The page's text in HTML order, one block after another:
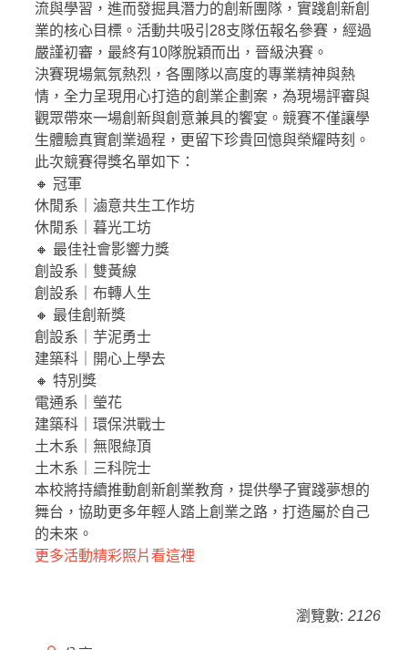
校友會
樂齡大學
全民勞教e網「影音分享／勞工退休金」
學習型城市計畫
創新創業中心 (舊網)
流與學習，進而發掘具潛力的創新團隊，實踐創新創
業的核心目標。活動共吸引28支隊伍報名參賽，經過
嚴謹初審，最終有10隊脫穎而出，晉級決賽。
決賽現場氣氛熱烈，各團隊以高度的專業精神與熱
情，全力呈現用心打造的創業企劃案，為現場評審與
觀眾帶來一場創新與創意兼具的饗宴。競賽不僅讓學
生體驗真實創業過程，更留下珍貴回憶與榮耀時刻。
此次競賽得獎名單如下：
🔸 冠軍
休閒系｜滷意共生工作坊
休閒系｜暮光工坊
🔸 最佳社會影響力獎
創設系｜雙黃線
創設系｜布轉人生
🔸 最佳創新獎
創設系｜芋泥勇士
建築科｜開心上學去
🔸 特別獎
電通系｜瑩花
建築科｜環保洪戰士
土木系｜無限綠頂
土木系｜三科院士
本校將持續推動創新創業教育，提供學子實踐夢想的
舞台，協助更多年輕人踏上創業之路，打造屬於自己
的未來。
更多活動精彩照片看這裡
瀏覽數: 2126